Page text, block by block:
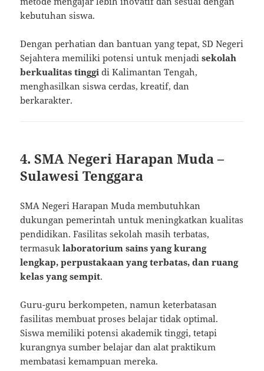
kebutuhan siswa.
Dengan perhatian dan bantuan yang tepat, SD Negeri
Sejahtera memiliki potensi untuk menjadisekolah
berkualitas tinggi di Kalimantan Tengah,
menghasilkan siswa cerdas, kreatif, dan
berkarakter.
4. SMA Negeri Harapan Muda –
Sulawesi Tenggara
SMA Negeri Harapan Muda membutuhkan
dukungan pemerintah untuk meningkatkan kualitas
pendidikan. Fasilitas sekolah masih terbatas,
termasuklaboratorium sains yang kurang
lengkap, perpustakaan yang terbatas, dan ruang
kelas yang sempit.
Guru-guru berkompeten, namun keterbatasan
fasilitas membuat proses belajar tidak optimal.
Siswa memiliki potensi akademik tinggi, tetapi
kurangnya sumber belajar dan alat praktikum
membatasi kemampuan mereka.